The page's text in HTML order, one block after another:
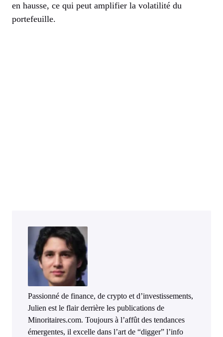
en hausse, ce qui peut amplifier la volatilité du
portefeuille.
Passionné de finance, de crypto et d’investissements,
Julien est le flair derrière les publications de
Minoritaires.com. Toujours à l’affût des tendances
émergentes, il excelle dans l’art de “digger” l’info